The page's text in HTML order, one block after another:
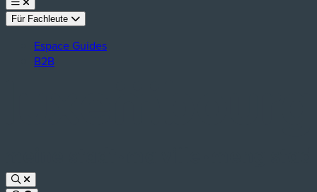
Für Fachleute
Espace Guides
B2B